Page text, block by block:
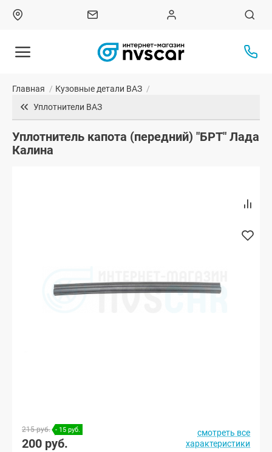
Главная / Кузовные детали ВАЗ /
Уплотнители ВАЗ
Уплотнитель капота (передний) "БРТ" Лада
Калина
215 руб. - 15 руб.
200 руб.
смотреть все
характеристики